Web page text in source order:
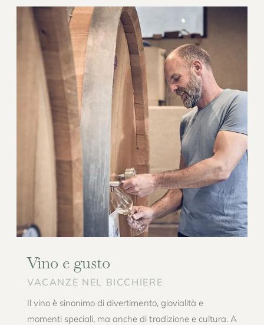
Vino e gusto
VACANZE NEL BICCHIERE
Il vino è sinonimo di divertimento, giovialità e
momenti speciali, ma anche di tradizione e cultura. A